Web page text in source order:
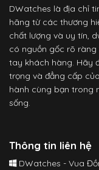
DWatches là địa chỉ
hãng từ các thương
chất lượng và uy tín,
có nguồn gốc rõ ràng
tay khách hàng. Hãy
trọng và đẳng cấp
hành cùng bạn trong
sống.
Thông tin liên hệ
DWatches - Vua